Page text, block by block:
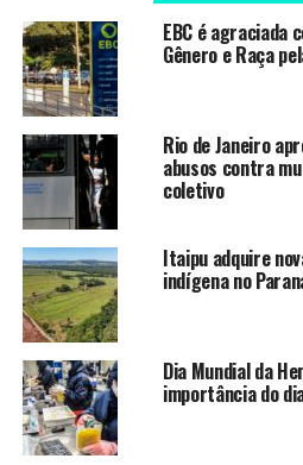
Itaipu adquire
assentamento
Paraná
para
gênero e
Desafios
tvBrasil
|
carta de serviços
EBC é agraciada
Gênero e Raça
Rio de Janeiro
abusos contra
coletivo
Itaipu adquire
indígena no
Dia Mundial da
importância do